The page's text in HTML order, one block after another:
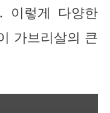
이렇게 다양한
가브리살의 큰